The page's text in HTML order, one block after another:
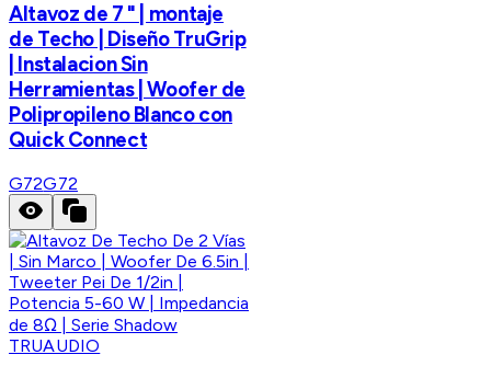
Altavoz de 7 " | montaje
de Techo | Diseño TruGrip
| Instalacion Sin
Herramientas | Woofer de
Polipropileno Blanco con
Quick Connect
G72G72
TRUAUDIO